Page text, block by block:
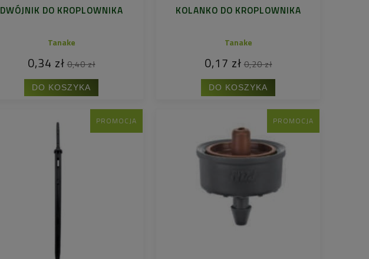
DWÓJNIK DO KROPLOWNIKA
Tanake
0,34 zł 0,40 zł
DO KOSZYKA
KOLANKO DO KROPLOWNIKA
Tanake
0,17 zł 0,20 zł
DO KOSZYKA
PROMOCJA PROMOCJA